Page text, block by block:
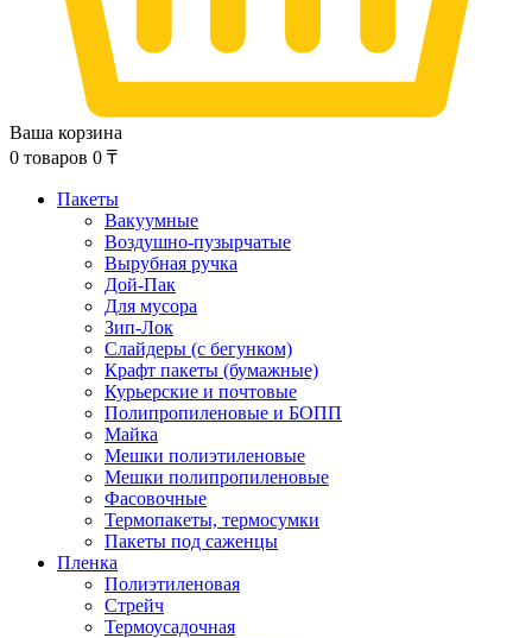
Ваша корзина
0 товаров 0 ₸
Пакеты
Вакуумные
Воздушно-пузырчатые
Вырубная ручка
Дой-Пак
Для мусора
Зип-Лок
Слайдеры (с бегунком)
Крафт пакеты (бумажные)
Курьерские и почтовые
Полипропиленовые и БОПП
Майка
Мешки полиэтиленовые
Мешки полипропиленовые
Фасовочные
Термопакеты, термосумки
Пакеты под саженцы
Пленка
Полиэтиленовая
Стрейч
Термоусадочная